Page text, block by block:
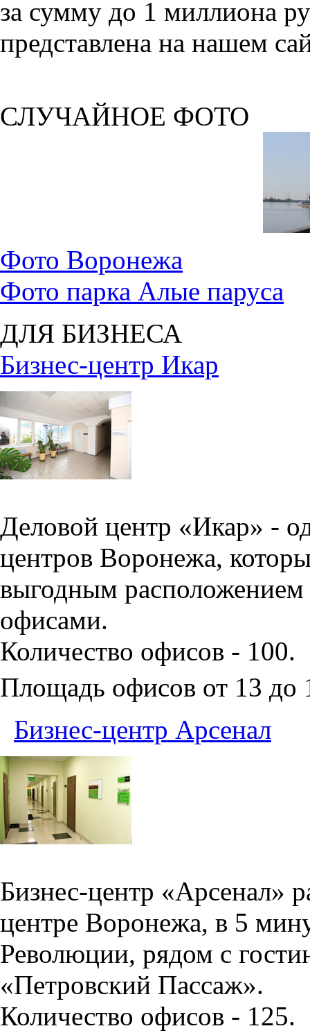
за сумму до 1 миллиона
представлена на нашем
СЛУЧАЙНОЕ ФОТО
Фото Воронежа
Фото парка Алые паруса
ДЛЯ БИЗНЕСА
Бизнес-центр Икар
Деловой центр «Икар» -
центров Воронежа,
выгодным
офисами.
Количество офисов - 100.
Площадь офисов от 13 до
Бизнес-центр Арсенал
Бизнес-центр «Арсенал»
центре Воронежа, в 5
Революции, рядом с
«Петровский Пассаж».
Количество офисов - 125.